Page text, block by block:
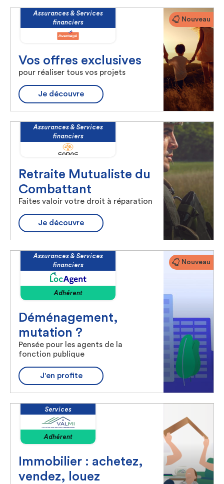
Nouveau
Assurances & Services
financiers
Vos offres exclusives
pour réaliser tous vos projets
Je découvre
Assurances & Services
financiers
Retraite Mutualiste du
Combattant
Faites valoir votre droit à réparation
Je découvre
Nouveau
Assurances & Services
financiers
Adhérent
Déménagement,
mutation ?
Pensée pour les agents de la
fonction publique
J'en profite
Services
Adhérent
Immobilier : achetez,
vendez, louez